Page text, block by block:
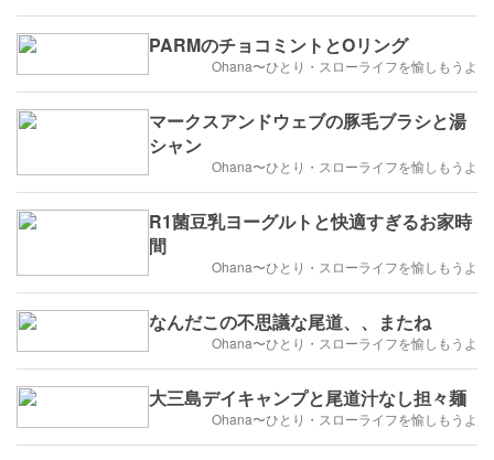
PARMのチョコミントとOリング
Ohana〜ひとり・スローライフを愉しもうよ
マークスアンドウェブの豚毛ブラシと湯
シャン
Ohana〜ひとり・スローライフを愉しもうよ
R1菌豆乳ヨーグルトと快適すぎるお家時
間
Ohana〜ひとり・スローライフを愉しもうよ
なんだこの不思議な尾道、、またね
Ohana〜ひとり・スローライフを愉しもうよ
大三島デイキャンプと尾道汁なし担々麺
Ohana〜ひとり・スローライフを愉しもうよ